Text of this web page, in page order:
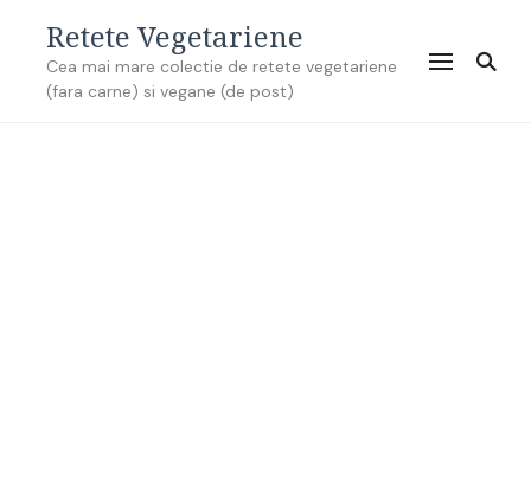
Retete Vegetariene
Cea mai mare colectie de retete vegetariene
(fara carne) si vegane (de post)